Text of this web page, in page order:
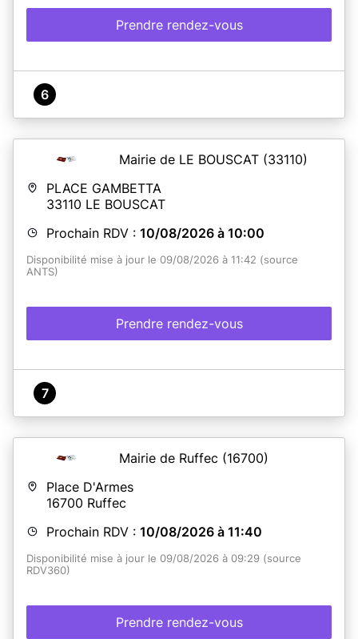
Prendre rendez-vous
6
Mairie de LE BOUSCAT (33110)
PLACE GAMBETTA
33110 LE BOUSCAT
Prochain RDV : 10/08/2026 à 10:00
Disponibilité mise à jour le 09/08/2026 à 11:42 (source
ANTS)
Prendre rendez-vous
7
Mairie de Ruffec (16700)
Place D'Armes
16700 Ruffec
Prochain RDV : 10/08/2026 à 11:40
Disponibilité mise à jour le 09/08/2026 à 09:29 (source
RDV360)
Prendre rendez-vous